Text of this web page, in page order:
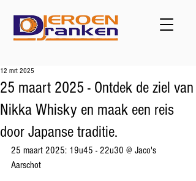
25 maart 2025 - Ontdek de ziel van
Nikka Whisky en maak een reis
door Japanse traditie.
12 mrt 2025
25 maart 2025: 19u45 - 22u30 @ Jaco's
Aarschot